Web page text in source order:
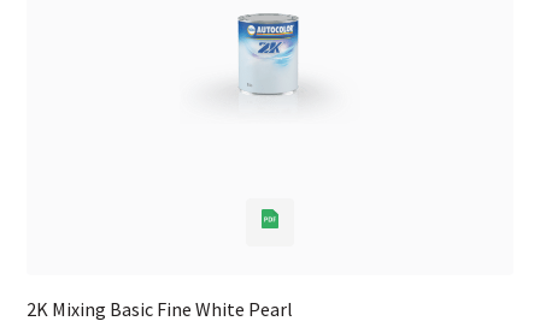
2K Mixing Basic Fine White Pearl